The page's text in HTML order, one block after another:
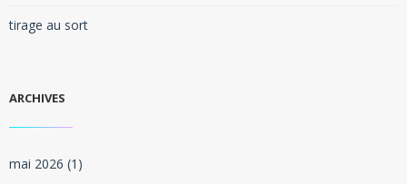
tirage au sort
ARCHIVES
mai 2026 (1)